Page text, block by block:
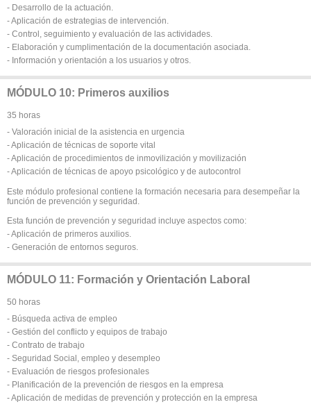
- Desarrollo de la actuación.
- Aplicación de estrategias de intervención.
- Control, seguimiento y evaluación de las actividades.
- Elaboración y cumplimentación de la documentación asociada.
- Información y orientación a los usuarios y otros.
MÓDULO 10: Primeros auxilios
35 horas
- Valoración inicial de la asistencia en urgencia
- Aplicación de técnicas de soporte vital
- Aplicación de procedimientos de inmovilización y movilización
- Aplicación de técnicas de apoyo psicológico y de autocontrol
Este módulo profesional contiene la formación necesaria para desempeñar la
función de prevención y seguridad.
Esta función de prevención y seguridad incluye aspectos como:
- Aplicación de primeros auxilios.
- Generación de entornos seguros.
MÓDULO 11: Formación y Orientación Laboral
50 horas
- Búsqueda activa de empleo
- Gestión del conflicto y equipos de trabajo
- Contrato de trabajo
- Seguridad Social, empleo y desempleo
- Evaluación de riesgos profesionales
- Planificación de la prevención de riesgos en la empresa
- Aplicación de medidas de prevención y protección en la empresa